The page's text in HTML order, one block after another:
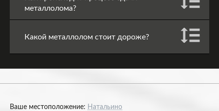
металлолома?
Какой металлолом стоит дороже?
Ваше местоположение: Натальино